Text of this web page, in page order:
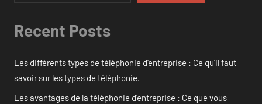
Recent Posts
Les différents types de téléphonie d’entreprise : Ce qu’il faut
savoir sur les types de téléphonie.
Les avantages de la téléphonie d’entreprise : Ce que vous